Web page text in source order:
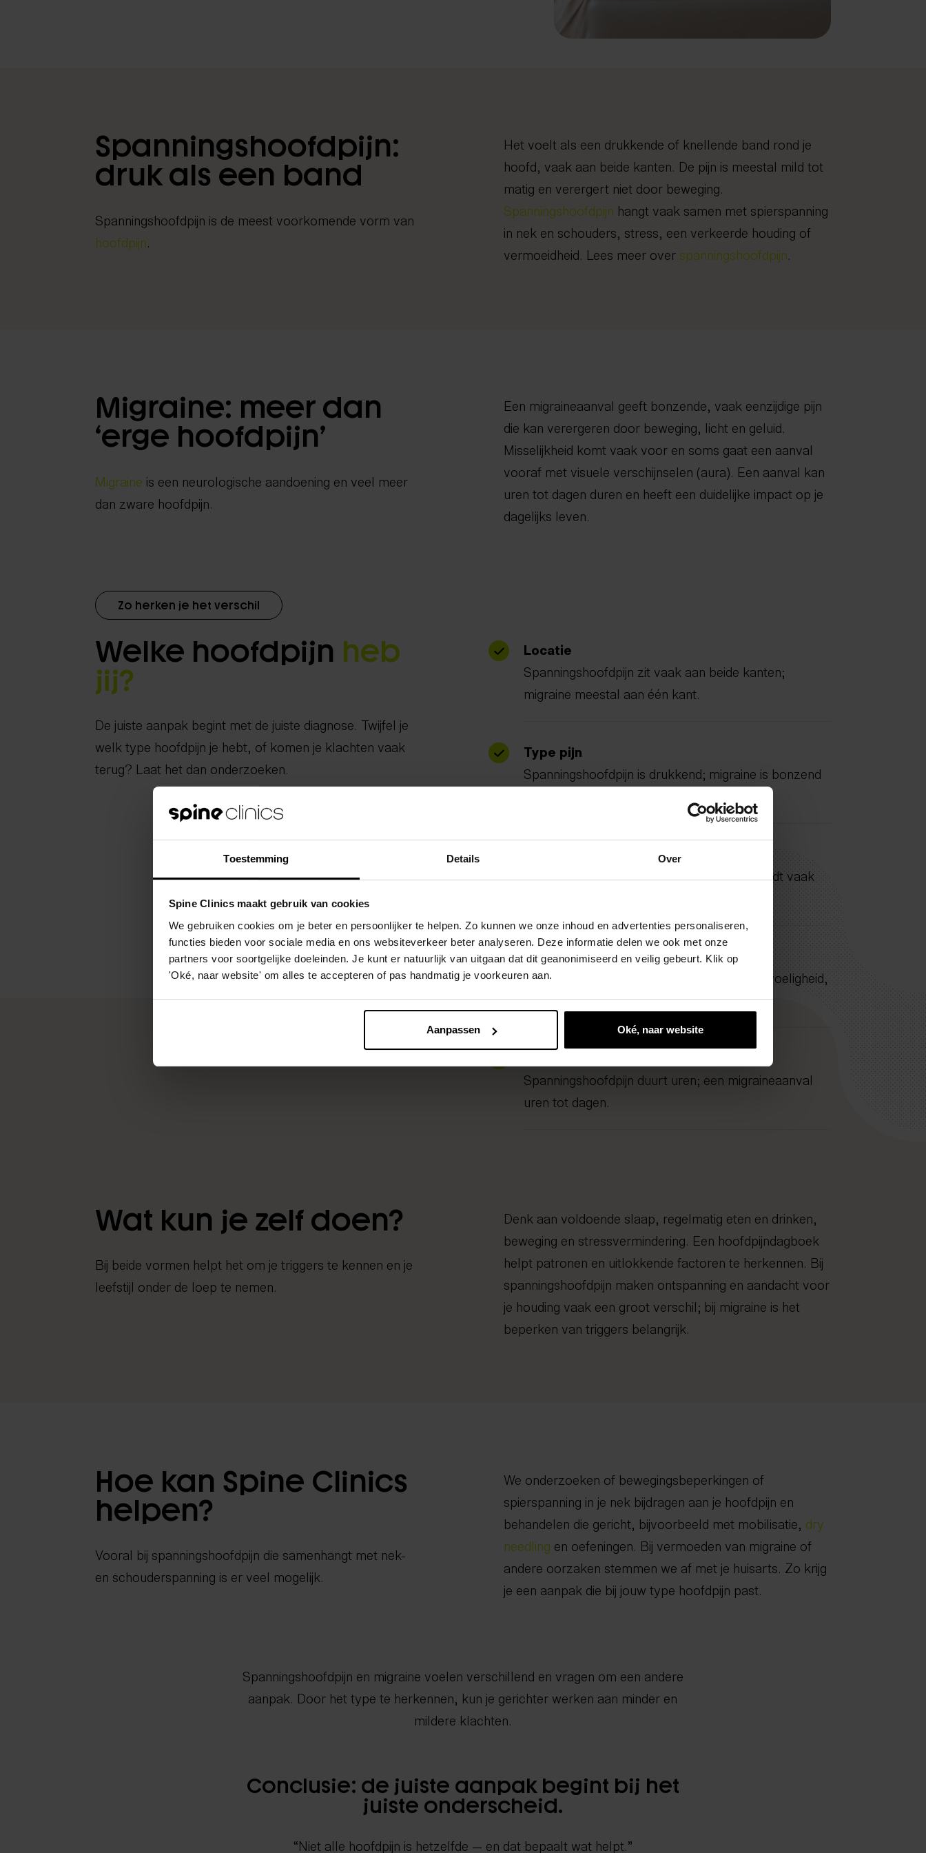
Toestemming Details Over
Spine Clinics maakt gebruik van cookies
We gebruiken cookies om je beter en persoonlijker te helpen. Zo kunnen we onze inhoud en advertenties personaliseren,
functies bieden voor sociale media en ons websiteverkeer beter analyseren. Deze informatie delen we ook met onze
partners voor soortgelijke doeleinden. Je kunt er natuurlijk van uitgaan dat dit geanonimiseerd en veilig gebeurt. Klik op
'Oké, naar website' om alles te accepteren of pas handmatig je voorkeuren aan.
Aanpassen Oké, naar website
Spanningshoofdpijn:
druk als een band
Spanningshoofdpijn is de meest voorkomende vorm van
hoofdpijn.
Het voelt als een drukkende of knellende band rond je
hoofd, vaak aan beide kanten. De pijn is meestal mild tot
matig en verergert niet door beweging.
Spanningshoofdpijn hangt vaak samen met spierspanning
in nek en schouders, stress, een verkeerde houding of
vermoeidheid. Lees meer over spanningshoofdpijn.
Migraine: meer dan
‘erge hoofdpijn’
Migraine is een neurologische aandoening en veel meer
dan zware hoofdpijn.
Een migraineaanval geeft bonzende, vaak eenzijdige pijn
die kan verergeren door beweging, licht en geluid.
Misselijkheid komt vaak voor en soms gaat een aanval
vooraf met visuele verschijnselen (aura). Een aanval kan
uren tot dagen duren en heeft een duidelijke impact op je
dagelijks leven.
Zo herken je het verschil
Locatie
Spanningshoofdpijn zit vaak aan beide kanten;
migraine meestal aan één kant.
Type pijn
Spanningshoofdpijn is drukkend; migraine is bonzend
Spanningshoofdpijn blijft gelijk; migraine wordt vaak
Bijverschijnselen
Bij migraine: misselijkheid, licht- en geluidgevoeligheid,
soms aura.
Duur
Spanningshoofdpijn duurt uren; een migraineaanval
uren tot dagen.
Welke hoofdpijn heb
jij?
De juiste aanpak begint met de juiste diagnose. Twijfel je
welk type hoofdpijn je hebt, of komen je klachten vaak
terug? Laat het dan onderzoeken.
Wat kun je zelf doen?
Bij beide vormen helpt het om je triggers te kennen en je
leefstijl onder de loep te nemen.
Denk aan voldoende slaap, regelmatig eten en drinken,
beweging en stressvermindering. Een hoofdpijndagboek
helpt patronen en uitlokkende factoren te herkennen. Bij
spanningshoofdpijn maken ontspanning en aandacht voor
je houding vaak een groot verschil; bij migraine is het
beperken van triggers belangrijk.
Hoe kan Spine Clinics
helpen?
Vooral bij spanningshoofdpijn die samenhangt met nek-
en schouderspanning is er veel mogelijk.
We onderzoeken of bewegingsbeperkingen of
spierspanning in je nek bijdragen aan je hoofdpijn en
behandelen die gericht, bijvoorbeeld met mobilisatie, dry
needling en oefeningen. Bij vermoeden van migraine of
andere oorzaken stemmen we af met je huisarts. Zo krijg
je een aanpak die bij jouw type hoofdpijn past.
Spanningshoofdpijn en migraine voelen verschillend en vragen om een andere
aanpak. Door het type te herkennen, kun je gerichter werken aan minder en
mildere klachten.
Conclusie: de juiste aanpak begint bij het
juiste onderscheid.
“Niet alle hoofdpijn is hetzelfde — en dat bepaalt wat helpt.”